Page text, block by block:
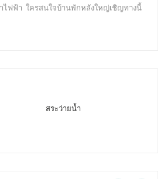
ไฟฟ้า ใครสนใจบ้านพักหลังใหญ่เชิญทางนี้
สระว่ายน้ำ